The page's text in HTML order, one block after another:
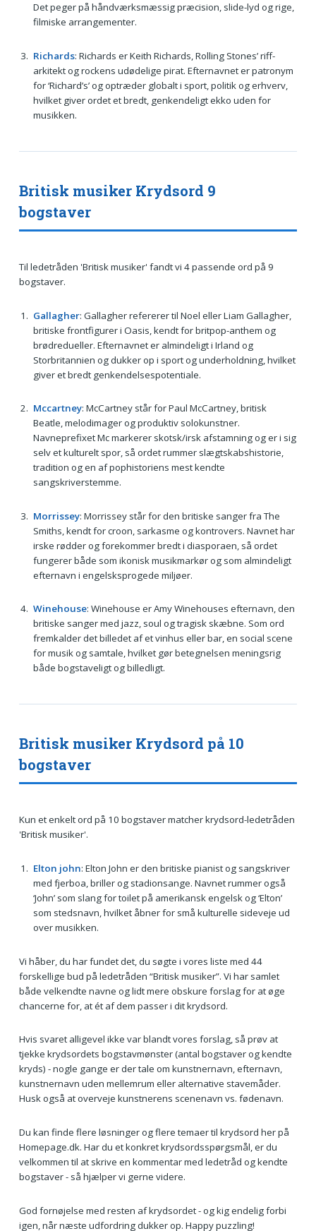
Det peger på håndværksmæssig præcision, slide-lyd og rige,
filmiske arrangementer.
Richards: Richards er Keith Richards, Rolling Stones’ riff-
arkitekt og rockens udødelige pirat. Efternavnet er patronym
for ‘Richard’s’ og optræder globalt i sport, politik og erhverv,
hvilket giver ordet et bredt, genkendeligt ekko uden for
musikken.
Britisk musiker Krydsord 9
bogstaver
Til ledetråden 'Britisk musiker' fandt vi 4 passende ord på 9
bogstaver.
Gallagher: Gallagher refererer til Noel eller Liam Gallagher,
britiske frontfigurer i Oasis, kendt for britpop-anthem og
brødredueller. Efternavnet er almindeligt i Irland og
Storbritannien og dukker op i sport og underholdning, hvilket
giver et bredt genkendelsespotentiale.
Mccartney: McCartney står for Paul McCartney, britisk
Beatle, melodimager og produktiv solokunstner.
Navneprefixet Mc markerer skotsk/irsk afstamning og er i sig
selv et kulturelt spor, så ordet rummer slægtskabshistorie,
tradition og en af pophistoriens mest kendte
sangskriverstemme.
Morrissey: Morrissey står for den britiske sanger fra The
Smiths, kendt for croon, sarkasme og kontrovers. Navnet har
irske rødder og forekommer bredt i diasporaen, så ordet
fungerer både som ikonisk musikmarkør og som almindeligt
efternavn i engelsksprogede miljøer.
Winehouse: Winehouse er Amy Winehouses efternavn, den
britiske sanger med jazz, soul og tragisk skæbne. Som ord
fremkalder det billedet af et vinhus eller bar, en social scene
for musik og samtale, hvilket gør betegnelsen meningsrig
både bogstaveligt og billedligt.
Britisk musiker Krydsord på 10
bogstaver
Kun et enkelt ord på 10 bogstaver matcher krydsord-ledetråden
'Britisk musiker'.
Elton john: Elton John er den britiske pianist og sangskriver
med fjerboa, briller og stadionsange. Navnet rummer også
‘John’ som slang for toilet på amerikansk engelsk og ‘Elton’
som stedsnavn, hvilket åbner for små kulturelle sideveje ud
over musikken.
Vi håber, du har fundet det, du søgte i vores liste med 44
forskellige bud på ledetråden “Britisk musiker”. Vi har samlet
både velkendte navne og lidt mere obskure forslag for at øge
chancerne for, at ét af dem passer i dit krydsord.
Hvis svaret alligevel ikke var blandt vores forslag, så prøv at
tjekke krydsordets bogstavmønster (antal bogstaver og kendte
kryds) - nogle gange er der tale om kunstnernavn, efternavn,
kunstnernavn uden mellemrum eller alternative stavemåder.
Husk også at overveje kunstnerens scenenavn vs. fødenavn.
Du kan finde flere løsninger og flere temaer til krydsord her på
Homepage.dk. Har du et konkret krydsordsspørgsmål, er du
velkommen til at skrive en kommentar med ledetråd og kendte
bogstaver - så hjælper vi gerne videre.
God fornøjelse med resten af krydsordet - og kig endelig forbi
igen, når næste udfordring dukker op. Happy puzzling!